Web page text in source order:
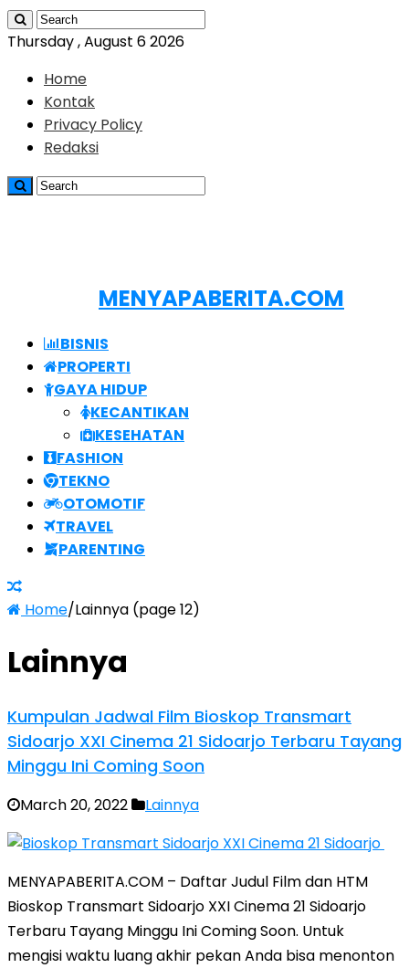
Thursday , August 6 2026
Home
Kontak
Privacy Policy
Redaksi
MENYAPABERITA.COM
BISNIS
PROPERTI
GAYA HIDUP
KECANTIKAN
KESEHATAN
FASHION
TEKNO
OTOMOTIF
TRAVEL
PARENTING
Home/Lainnya (page 12)
Lainnya
Kumpulan Jadwal Film Bioskop Transmart
Sidoarjo XXI Cinema 21 Sidoarjo Terbaru Tayang
Minggu Ini Coming Soon
March 20, 2022 Lainnya
MENYAPABERITA.COM – Daftar Judul Film dan HTM
Bioskop Transmart Sidoarjo XXI Cinema 21 Sidoarjo
Terbaru Tayang Minggu Ini Coming Soon. Untuk
mengisi waktu luang akhir pekan Anda bisa menonton